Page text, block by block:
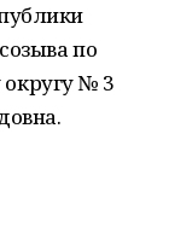
по
№ 3